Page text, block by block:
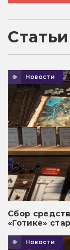
Статьи
Новости
Сбор
«Готике»
Новости